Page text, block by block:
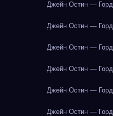
Джейн Остин —
Джейн Остин —
Джейн Остин —
Джейн Остин —
Джейн Остин —
Джейн Остин —